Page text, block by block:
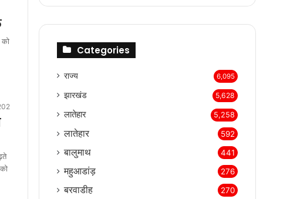
को
Categories
राज्‍य 6,095
झारखंड 5,628
लातेहार 5,258
लातेहार 592
बालुमाथ 441
महुआडांड़ 276
बरवाडीह 270